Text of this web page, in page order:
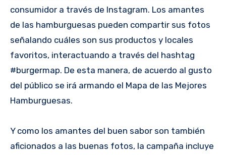
consumidor a través de Instagram. Los amantes
de las hamburguesas pueden compartir sus fotos
señalando cuáles son sus productos y locales
favoritos, interactuando a través del hashtag
#burgermap. De esta manera, de acuerdo al gusto
del público se irá armando el Mapa de las Mejores
Hamburguesas.
Y como los amantes del buen sabor son también
aficionados a las buenas fotos, la campaña incluye